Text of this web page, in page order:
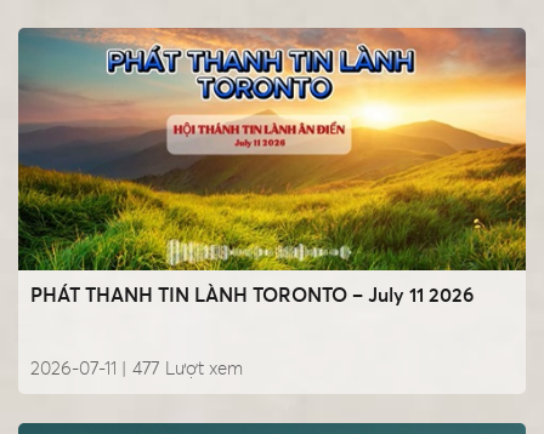
PHÁT THANH TIN LÀNH TORONTO – July 11 2026
2026-07-11 | Lượt xem
477